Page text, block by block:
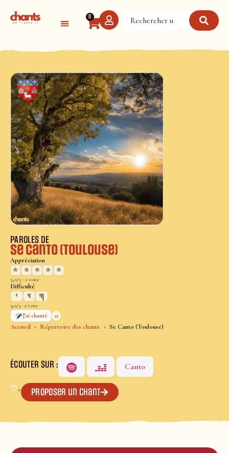
0
Accueil Répertoire des chants Se Canto (Toulouse)
PAROLES DE
Se Canto (Toulouse)
Appréciation
★
★ ★ ★ ★
5,0/5 · 1 vote
Difficulté
3,0/3 · 1 vote
J’ai chanté
0
ÉCOUTER SUR : Canto
♡+ Proposer un chant